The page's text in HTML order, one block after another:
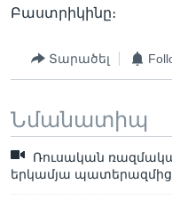
Բաստրիկինը։
Տարածել
Նմանատիպ
Ռուսական
երկամյա